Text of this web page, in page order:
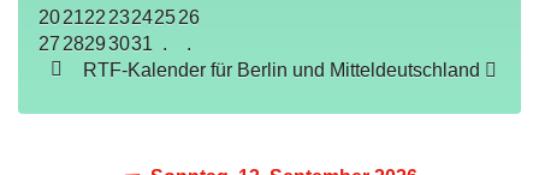
202122 23242526
27 28293031 .
.
RTF-Kalender für Berlin und Mitteldeutschland